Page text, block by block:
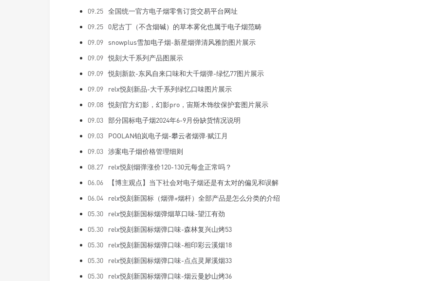
09.25 全国统一官方电子烟零售订货交易平台网址
09.25
0尼古丁（不含烟碱）的草本雾化也属于电子烟范畴
09.09
snowplus雪加电子烟-新星烟弹清风雅韵图片展示
09.09 悦刻大千系列产品图展示
09.09 悦刻新款-东风自来口味和大千烟弹-绿忆77图片展示
09.09
relx悦刻新品-大千系列绿忆口味图片展示
09.08 悦刻官方幻影，幻影pro，宙斯木饰纹保护套图片展示
09.03 部分国标电子烟2024年6-9月份缺货情况说明
09.03
POOLAN铂岚电子烟-攀云者烟弹·赋江月
09.03 涉案电子烟价格管理细则
08.27
relx悦刻烟弹涨价120-130元每盒正常吗？
06.06
【博主观点】当下社会对电子烟还是有太对的偏见和误解
06.04
relx悦刻新国标（烟弹+烟杆）全部产品是怎么分类的介绍
05.30
relx悦刻新国标烟弹烟草口味-望江有劲
05.30
relx悦刻新国标烟弹口味-森林复兴山烤53
05.30
relx悦刻新国标烟弹口味-相印彩云溪烟18
05.30
relx悦刻新国标烟弹口味-点点灵犀溪烟33
05.30
relx悦刻新国标烟弹口味-烟云曼妙山烤36